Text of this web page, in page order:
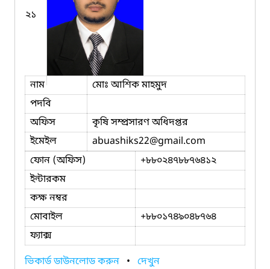
২১
নাম
মোঃ আশিক মাহমুদ
পদবি
অফিস
কৃষি সম্প্রসারণ অধিদপ্তর
ইমেইল
abuashiks22@gmail.com
ফোন (অফিস)
+৮৮০২৪৭৮৮৭৬৪১২
ইন্টারকম
কক্ষ নম্বর
মোবাইল
+৮৮০১৭৪৯০৪৮৭৬৪
ফ্যাক্স
ভিকার্ড ডাউনলোড করুন • দেখুন